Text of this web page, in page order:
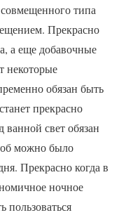
типа
Прекрасно
а еще добавочные
некоторые
обязан быть
прекрасно
свет обязан
можно было
Прекрасно когда в
ночное
пользоваться